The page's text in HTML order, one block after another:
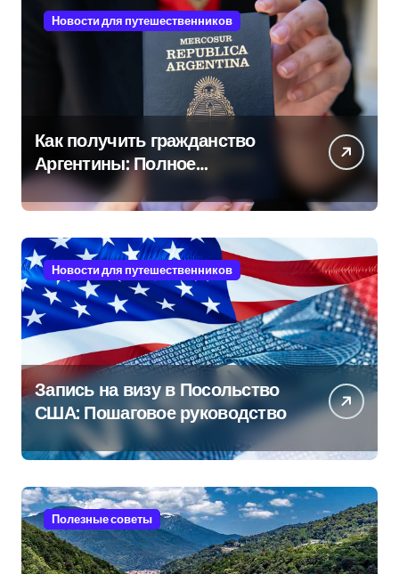
Новости для путешественников
Как получить гражданство
Аргентины: Полное
руководство
Новости для путешественников
Запись на визу в Посольство
США: Пошаговое руководство
Полезные советы